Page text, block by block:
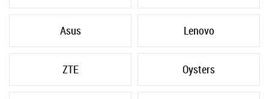
Asus Lenovo
ZTE Oysters